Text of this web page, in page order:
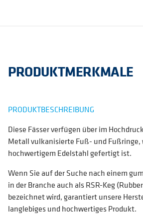
PRODUKTMERKMALE
PRODUKTBESCHREIBUNG
Diese Fässer verfügen über im
Metall vulkanisierte Fuß- und Fußringe,
hochwertigem Edelstahl gefertigt ist.
Wenn Sie auf der Suche nach einem
in der Branche auch als RSR-Keg
bezeichnet wird, garantiert unsere
langlebiges und hochwertiges Produkt.